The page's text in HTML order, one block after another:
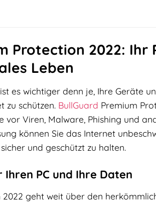
Protection 2022: Ihr
Leben
es wichtiger denn je, Ihre Geräte
zu schützen. BullGuard Premium
vor Viren, Malware, Phishing und
können Sie das Internet
und geschützt zu halten.
PC und Ihre Daten
geht weit über den